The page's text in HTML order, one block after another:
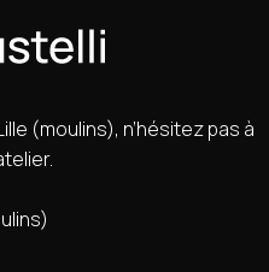
(moulins), n’hésitez pas à